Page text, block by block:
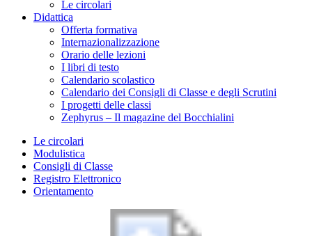
Le circolari
Didattica
Offerta formativa
Internazionalizzazione
Orario delle lezioni
I libri di testo
Calendario scolastico
Calendario dei Consigli di Classe e degli Scrutini
I progetti delle classi
Zephyrus – Il magazine del Bocchialini
Le circolari
Modulistica
Consigli di Classe
Registro Elettronico
Orientamento